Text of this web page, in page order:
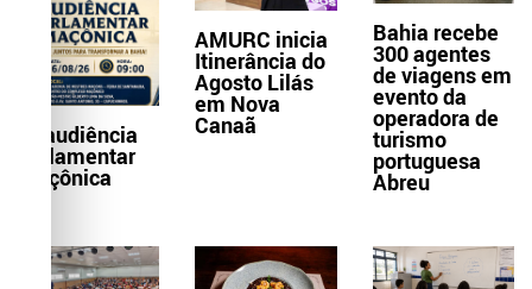
1ª audiência
parlamentar
maçônica
AMURC inicia
Itinerância do
Agosto Lilás
em Nova
Canaã
Bahia recebe
300 agentes
de viagens em
evento da
operadora de
turismo
portuguesa
Abreu